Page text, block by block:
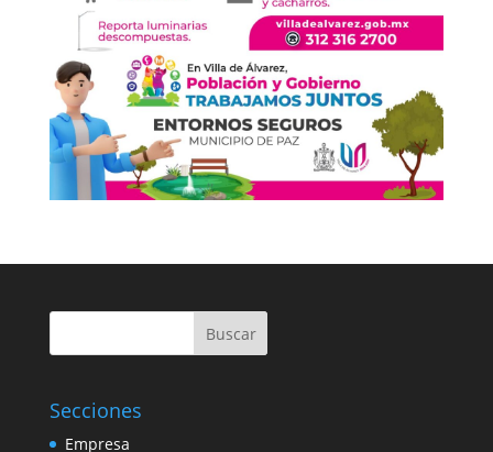
Buscar
Secciones
Empresa